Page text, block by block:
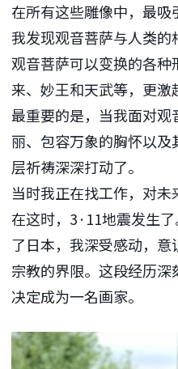
在所有这些雕像中，最吸
我发现观音菩萨与人类
观音菩萨可以变换的各
来、妙王和天武等，更激
最重要的是，当我面对
丽、包容万象的胸怀以
层祈祷深深打动了。
当时我正在找工作，对
在这时，3·11地震发生
了日本，我深受感动，
宗教的界限。这段经历
决定成为一名画家。